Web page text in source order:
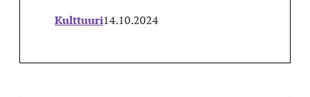
Kulttuuri14.10.2024